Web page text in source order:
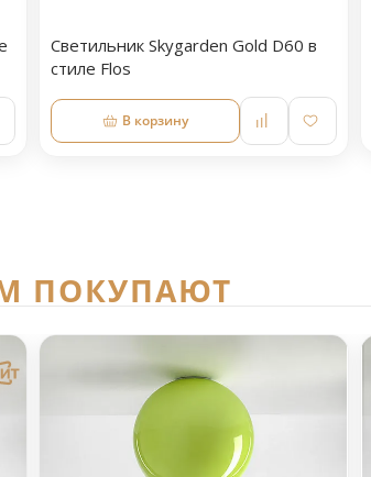
Светильник Skygarden Gold D60 в
стиле Flos
В корзину
ПОКУПАЮТ